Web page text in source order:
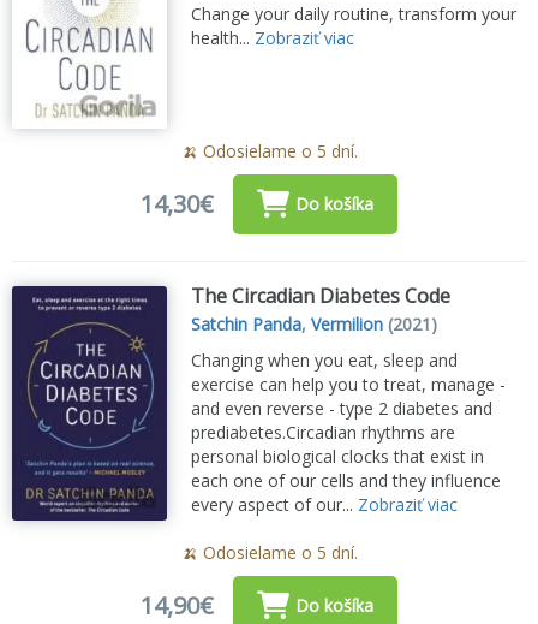
Change your daily routine, transform your
health... Zobraziť viac
🍌 Odosielame o 5 dní.
14,30€ Do košíka
The Circadian Diabetes Code
Satchin Panda,Vermilion (2021)
Changing when you eat, sleep and
exercise can help you to treat, manage -
and even reverse - type 2 diabetes and
prediabetes.Circadian rhythms are
personal biological clocks that exist in
each one of our cells and they influence
every aspect of our... Zobraziť viac
🍌 Odosielame o 5 dní.
14,90€ Do košíka